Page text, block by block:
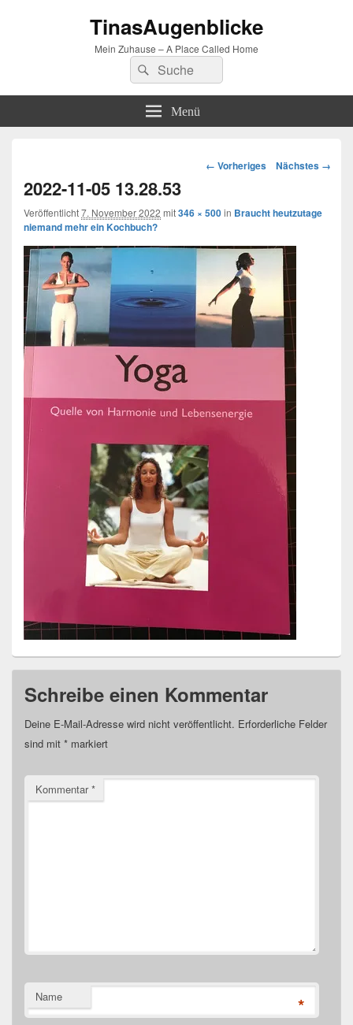
TinasAugenblicke
Mein Zuhause – A Place Called Home
Suchen
nach:
Suchen
Menü
Bilder-
← Vorheriges Nächstes →
2022-11-05 13.28.53
Veröffentlicht7. November 2022 mit346 × 500in Braucht heutzutage
niemand mehr ein Kochbuch?
Schreibe einen Kommentar
Deine E-Mail-Adresse wird nicht veröffentlicht. Erforderliche Felder
sind mit * markiert
Kommentar*
Name *